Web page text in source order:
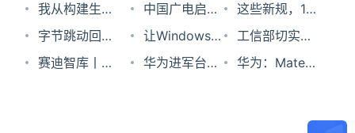
封禁无法再发
布内容
到
v2026.1.29+版
户暴力破解勒
索软件恢复数
据
钱包插件被感
染会窃取用户
助记词
天下吗？
能云终端解决
方案
榜首获
99.05%好
评！
失」的两年
年｜连接平
台、打造产业
落地生态圈
“磁场”与“情绪
场”
我从构建生产
型数据库中学
到的42件事
中国广电启动
5G核心网工
程核心网及网
这些新规，10
月起实施！
字节跳动回应
上市传闻：目
让Windows原
生运行
工信部切实解
决老人用智能
烈宏发布三项
赛迪智库丨政
华为进军台式
华为：Mate